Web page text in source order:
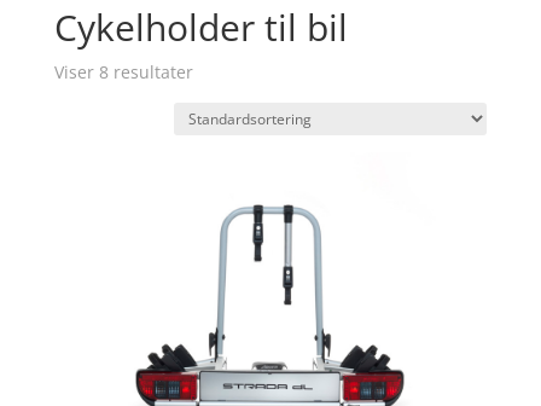
Cykelholder til bil
Viser 8 resultater